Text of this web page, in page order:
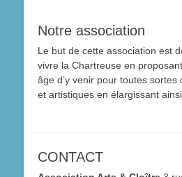
Notre association
Le but de cette association est
vivre la Chartreuse en
âge d’y venir pour toutes sortes
et artistiques en élargissant ainsi
CONTACT